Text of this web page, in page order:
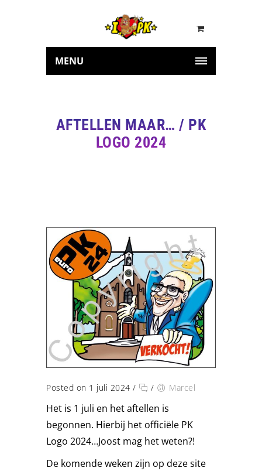
MENU
AFTELLEN MAAR… / PK
LOGO 2024
Posted on 1 juli 2024 / / Marcel
Het is 1 juli en het aftellen is
begonnen. Hierbij het officiële PK
Logo 2024…Joost mag het weten?!
De komende weken zijn op deze site